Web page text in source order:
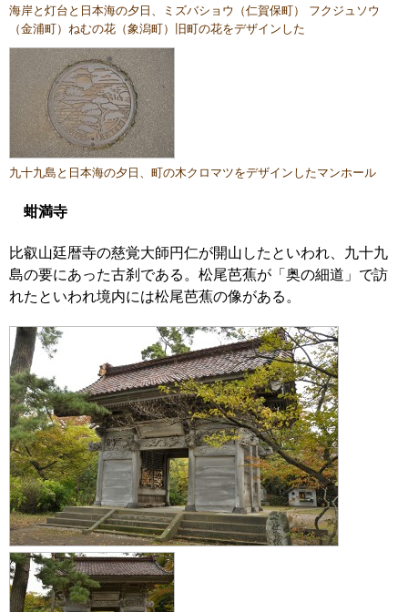
海岸と灯台と日本海の夕日、ミズバショウ（仁賀保町） フクジュソウ
（金浦町）ねむの花（象潟町）旧町の花をデザインした
九十九島と日本海の夕日、町の木クロマツをデザインしたマンホール
蚶満寺
比叡山廷暦寺の慈覚大師円仁が開山したといわれ、九十九
島の要にあった古刹である。松尾芭蕉が「奥の細道」で訪
れたといわれ境内には松尾芭蕉の像がある。